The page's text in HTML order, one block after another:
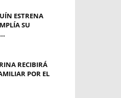
ESTRENA
SU
RECIBIRÁ
POR EL